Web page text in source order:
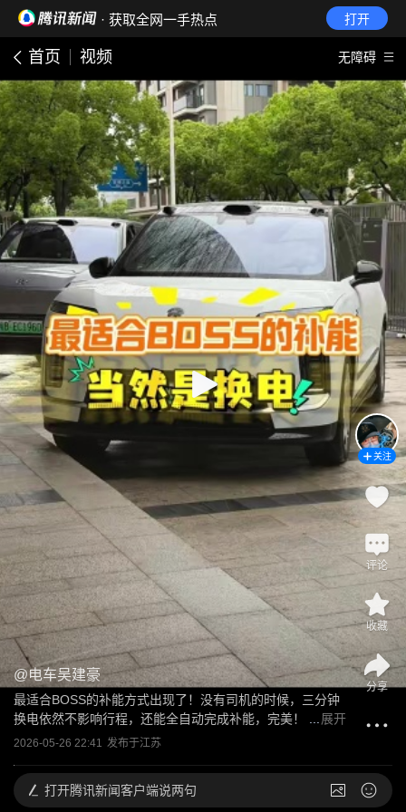
· 获取全网一手热点 打开
首页 视频 无障碍
@电车吴建豪
最适合BOSS的补能方式出现了！没有司机的时候，三分钟
换电依然不影响行程，还能全自动完成补能，完美！
展开
2026-05-26 22:41 发布于江苏
关注
评论
收藏
分享
打开腾讯新闻客户端说两句